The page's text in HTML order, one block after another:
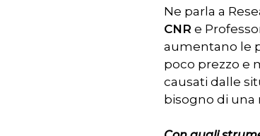
Ne parla a
CNR e
aumentano le
poco prezzo e
causati dalle
bisogno di una